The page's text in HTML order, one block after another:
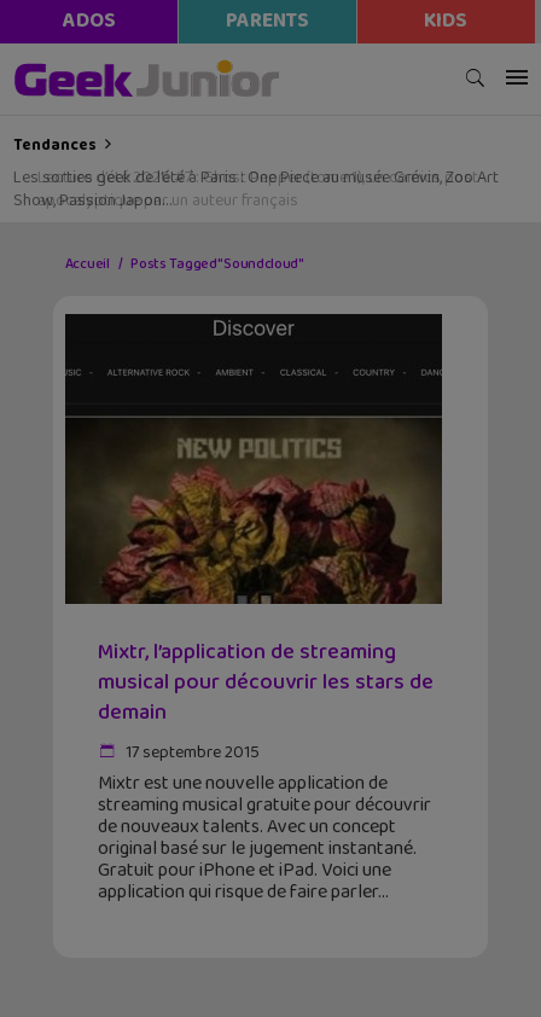
ADOS PARENTS KIDS
Tendances
Les sorties geek de l’été à Paris : One Piece au musée Grévin, Zoo Art
Show, Passion Japon…
Accueil Posts Tagged "Soundcloud"
Mixtr, l’application de streaming
musical pour découvrir les stars de
demain
17 septembre 2015
Mixtr est une nouvelle application de
streaming musical gratuite pour découvrir
de nouveaux talents. Avec un concept
original basé sur le jugement instantané.
Gratuit pour iPhone et iPad. Voici une
application qui risque de faire parler